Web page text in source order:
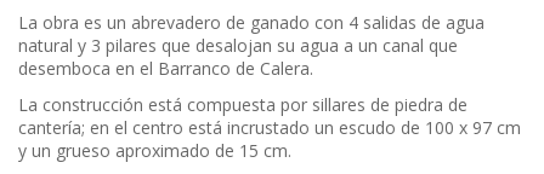
La obra es un abrevadero de ganado con 4 salidas de agua
natural y 3 pilares que desalojan su agua a un canal que
desemboca en el Barranco de Calera.
La construcción está compuesta por sillares de piedra de
cantería; en el centro está incrustado un escudo de 100 x 97 cm
y un grueso aproximado de 15 cm.